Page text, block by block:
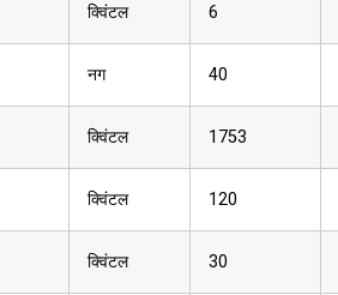
क्विंटल 6
नग 40
क्विंटल 1753
क्विंटल 120
क्विंटल 30